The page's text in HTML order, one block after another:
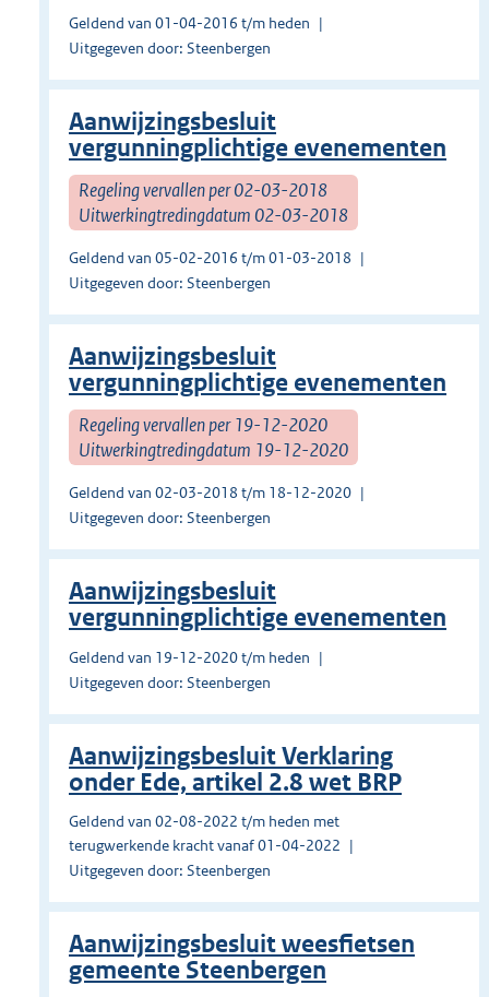
Geldend van 01-04-2016 t/m heden
Uitgegeven door: Steenbergen
Aanwijzingsbesluit
vergunningplichtige evenementen
Regeling vervallen per 02-03-2018
Uitwerkingtredingdatum 02-03-2018
Geldend van 05-02-2016 t/m 01-03-2018
Uitgegeven door: Steenbergen
Aanwijzingsbesluit
vergunningplichtige evenementen
Regeling vervallen per 19-12-2020
Uitwerkingtredingdatum 19-12-2020
Geldend van 02-03-2018 t/m 18-12-2020
Uitgegeven door: Steenbergen
Aanwijzingsbesluit
vergunningplichtige evenementen
Geldend van 19-12-2020 t/m heden
Uitgegeven door: Steenbergen
Aanwijzingsbesluit Verklaring
onder Ede, artikel 2.8 wet BRP
Geldend van 02-08-2022 t/m heden met
terugwerkende kracht vanaf 01-04-2022
Uitgegeven door: Steenbergen
Aanwijzingsbesluit weesfietsen
gemeente Steenbergen